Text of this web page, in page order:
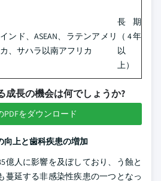
インド、ASEAN、ラテンアメリ
カ、サハラ以南アフリカ
長期
（4年
以
上）
成長の機会は何でしょうか?
PDFをダウンロード
向上と歯科疾患の増加
億人に影響を及ぼしており、う蝕と
蔓延する非感染性疾患の一つとなっ